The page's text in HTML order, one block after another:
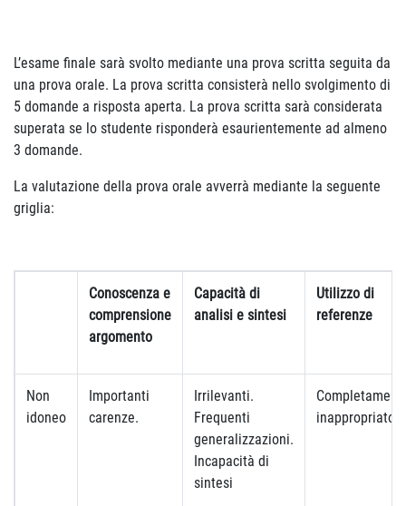
L’esame finale sarà svolto mediante una prova scritta seguita da
una prova orale. La prova scritta consisterà nello svolgimento di
5 domande a risposta aperta. La prova scritta sarà considerata
superata se lo studente risponderà esaurientemente ad almeno
3 domande.
La valutazione della prova orale avverrà mediante la seguente
griglia:
Conoscenza e
comprensione
argomento
Capacità di
analisi e sintesi
Utilizzo di
referenze
Non
idoneo
Importanti
carenze.
Irrilevanti.
Frequenti
generalizzazioni.
Incapacità di
sintesi
inappropriato